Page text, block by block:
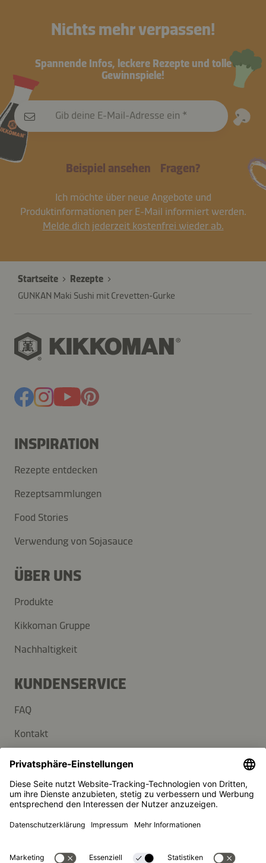
Nichts mehr verpassen!
Spannende Infos, leckere Rezepte und tolle
Gewinnspiele!
Gib deine E-Mail-Adresse ein
Beispiel ansehen Fragen?
Ich möchte über neue Angebote und
Produktinformationen per E-Mail informiert werden.
Melde dich jederzeit kostenfrei wieder ab.
Startseite
Rezepte
GUNKAN Maki Sushi mit Crevetten-Gurke
INSPIRATION
Rezepte entdecken
Rezeptsammlungen
Food Stories
Verwendung von Sojasauce
ÜBER UNS
Produkte
Kikkoman Gruppe
Nachhaltigkeit
KUNDENSERVICE
FAQ
Kontakt
Newsletter
Presse
Kikkoman ist ein eingetragenes Warenzeichen der Kikkoman
© Kikkoman Trading Europe GmbH 2023 – 2026